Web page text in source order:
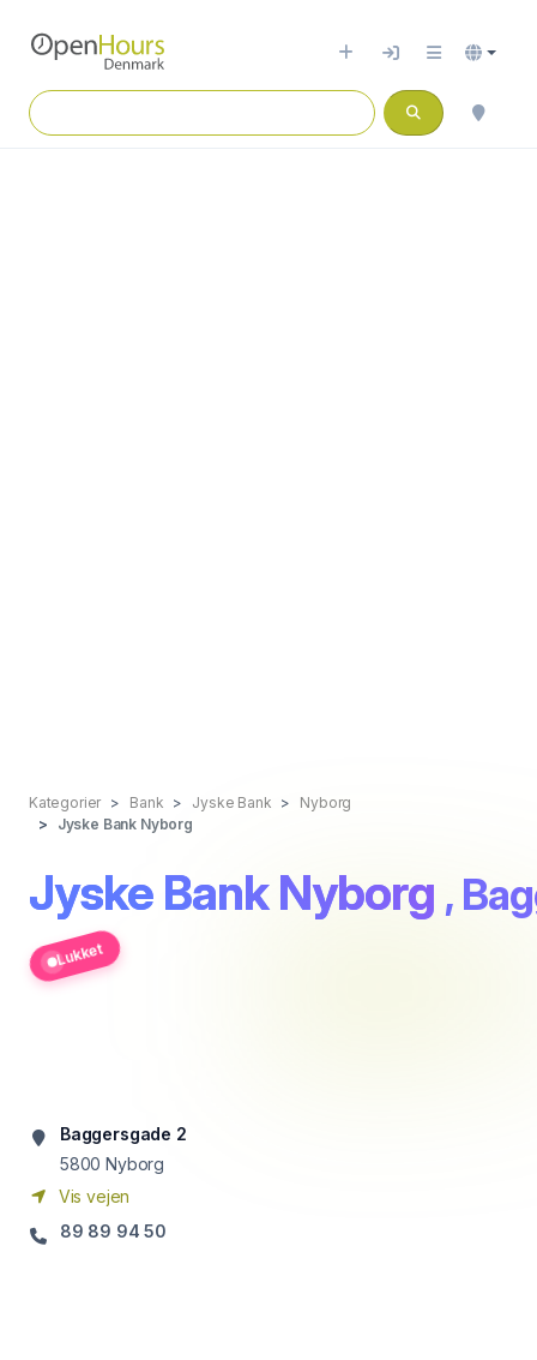
Kategorier Bank Jyske Bank
Nyborg
Jyske Bank Nyborg
Jyske Bank Nyborg ,
Lukket
Baggersgade 2
5800 Nyborg
Vis vejen
89 89 94 50